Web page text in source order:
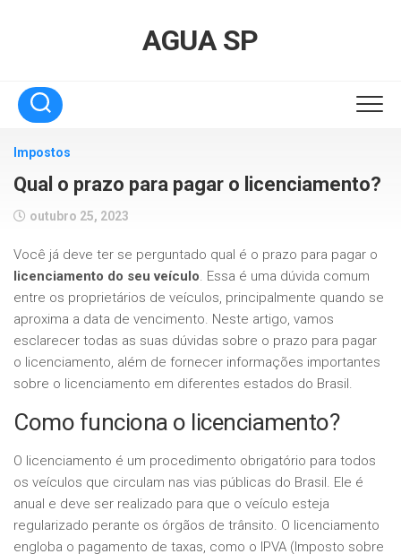
AGUA SP
Impostos
Qual o prazo para pagar o licenciamento?
outubro 25, 2023
Você já deve ter se perguntado qual é o prazo para pagar o
licenciamento do seu veículo. Essa é uma dúvida comum
entre os proprietários de veículos, principalmente quando se
aproxima a data de vencimento. Neste artigo, vamos
esclarecer todas as suas dúvidas sobre o prazo para pagar
o licenciamento, além de fornecer informações importantes
sobre o licenciamento em diferentes estados do Brasil.
Como funciona o licenciamento?
O licenciamento é um procedimento obrigatório para todos
os veículos que circulam nas vias públicas do Brasil. Ele é
anual e deve ser realizado para que o veículo esteja
regularizado perante os órgãos de trânsito. O licenciamento
engloba o pagamento de taxas, como o IPVA (Imposto sobre